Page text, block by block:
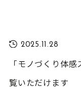
2025.11.28
「モノづくり体
覧いただけます